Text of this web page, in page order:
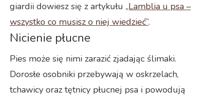
giardii dowiesz się z artykułu ,,Lamblia u psa –
wszystko co musisz o niej wiedzieć”.
Nicienie płucne
Pies może się nimi zarazić zjadając ślimaki.
Dorosłe osobniki przebywają w oskrzelach,
tchawicy oraz tętnicy płucnej psa i powodują